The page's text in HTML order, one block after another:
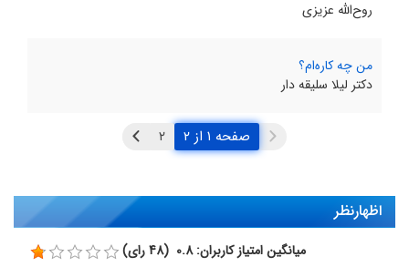
روح‌اللّه عزیزی
من چه کاره‌ام؟
دکتر لیلا سلیقه‌ دار
صفحه ۱ از ۲
اظهارنظر
میانگین امتیاز کاربران: 0.8 (48 رای)